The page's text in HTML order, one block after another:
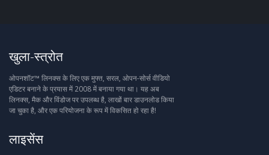
खुला-स्त्रोत
ओपनशॉट™ लिनक्स के लिए एक मुफ्त, सरल, ओपन-सोर्स वीडियो
एडिटर बनाने के प्रयास में 2008 में बनाया गया था। यह अब
लिनक्स, मैक और विंडोज पर उपलब्ध है, लाखों बार डाउनलोड किया
जा चुका है, और एक परियोजना के रूप में विकसित हो रहा है!
लाइसेंस